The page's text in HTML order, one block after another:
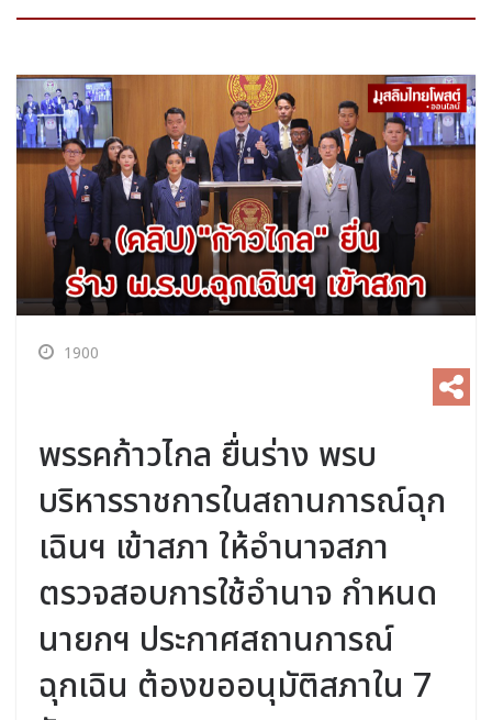
1900
พรรคก้าวไกล ยื่นร่าง พรบ
บริหารราชการในสถานการณ์ฉุก
เฉินฯ เข้าสภา ให้อำนาจสภา
ตรวจสอบการใช้อำนาจ กำหนด
นายกฯ ประกาศสถานการณ์
ฉุกเฉิน ต้องขออนุมัติสภาใน 7